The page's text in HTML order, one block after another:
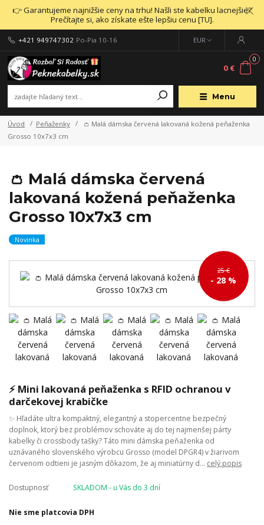
👉 Garantujeme najnižšie ceny na trhu! Našli ste kabelku lacnejšie?
Prečítajte si, ako získate ešte lepšiu cenu [TU].
Menu
EUR
+421 949747302 Po-Pia 10-16
0
0 €
Úvod Peňaženky
👛 Malá dámska červená lakovaná kožená peňaženka
Grosso 10x7x3 cm
👛 Malá dámska červená
lakovaná kožená peňaženka
Grosso 10x7x3 cm
Novinka
25 €
- 28 %
⚡ Mini lakovaná peňaženka s RFID ochranou v
darčekovej krabičke
✨ Hľadáte ultra kompaktný, elegantný a stopercentne bezpečný
doplnok, ktorý bez problémov schováte aj do tej najmenšej párty
kabelky či crossbody tašky? Táto mini dámska peňaženka od
uznávaného slovenského výrobcu Grosso (model DPGR4) v žiarivom
červenom odtieni je jasným dôkazom, že aj miniatúrny d... celý popis
Dostupnosť SKLADOM - u Vás do 3 dní
Nie sme platcovia DPH